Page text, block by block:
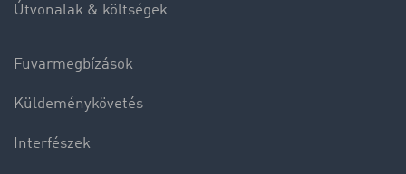
Útvonalak & költségek
Fuvarmegbízások
Küldeménykövetés
Interfészek